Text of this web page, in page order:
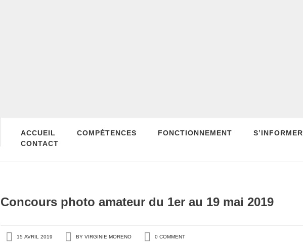
ACCUEIL COMPÉTENCES FONCTIONNEMENT S’INFORMER
CONTACT
Concours photo amateur du 1er au 19 mai 2019
15 AVRIL 2019 BYVIRGINIE MORENO 0 COMMENT